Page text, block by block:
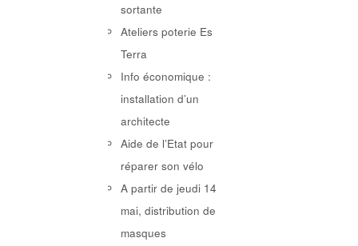
sortante
Ateliers poterie Es
Terra
Info économique :
installation d’un
architecte
Aide de l’Etat pour
réparer son vélo
A partir de jeudi 14
mai, distribution de
masques